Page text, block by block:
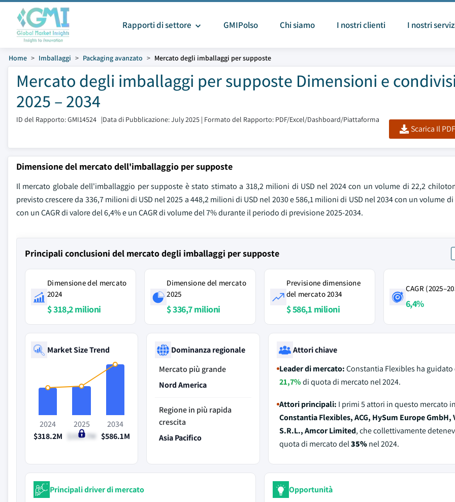
Rapporti di settore GMIPolso Chi siamo I nostri clienti I nostri
Home Imballaggi Packaging avanzato Mercato degli imballaggi per supposte
Mercato degli imballaggi per supposte Dimensioni e
2025 – 2034
ID del Rapporto: GMI14524 |Data di Pubblicazione: July 2025 | Formato del Rapporto: PDF/Excel/Dashboard/Piattaforma
Scarica Il
Dimensione del mercato dell'imballaggio per supposte
Il mercato globale dell'imballaggio per supposte è stato stimato a 318,2 milioni di USD nel 2024 con un volume di 22,2
previsto crescere da 336,7 milioni di USD nel 2025 a 448,2 milioni di USD nel 2030 e 586,1 milioni di USD nel 2034 con un volume
con un CAGR di valore del 6,4% e un CAGR di volume del 7% durante il periodo di previsione 2025-2034.
Principali conclusioni del mercato degli imballaggi per supposte
Dimensione del mercato
2024
$ 318,2 milioni
Dimensione del mercato
2025
$ 336,7 milioni
Previsione dimensione
del mercato 2034
$ 586,1 milioni
CAGR
6,4%
Market Size Trend
2024
$318.2M
2025
$336.7M
2034
$586.1M
Dominanza regionale
Mercato più grande
Nord America
Regione in più rapida
crescita
Asia Pacifico
Attori chiave
Leader di mercato:Constantia Flexibles ha
21,7%di quota di mercato nel 2024.
Attori principali: I primi 5 attori in questo mercato
Constantia Flexibles, ACG, HySum Europe GmbH,
S.R.L., Amcor Limited, che collettivamente
quota di mercato del35%nel 2024.
Principali driver di mercato
Opportunità